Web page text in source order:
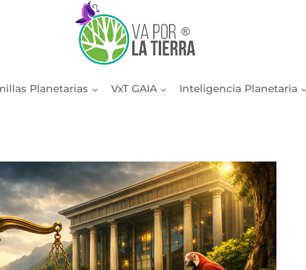
Planetarias VxT GAIA Inteligencia Planetaria